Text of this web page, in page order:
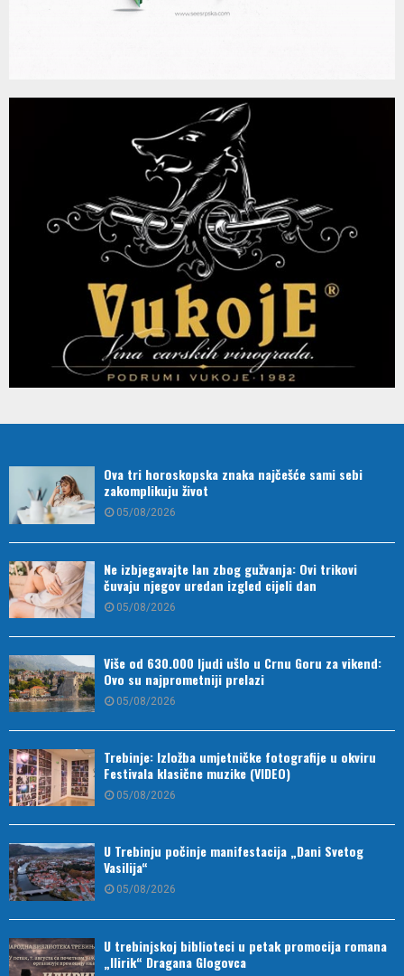
Ova tri horoskopska znaka najčešće sami sebi
zakomplikuju život
05/08/2026
Ne izbjegavajte lan zbog gužvanja: Ovi trikovi
čuvaju njegov uredan izgled cijeli dan
05/08/2026
Više od 630.000 ljudi ušlo u Crnu Goru za vikend:
Ovo su najprometniji prelazi
05/08/2026
Trebinje: Izložba umjetničke fotografije u okviru
Festivala klasične muzike (VIDEO)
05/08/2026
U Trebinju počinje manifestacija „Dani Svetog
Vasilija“
05/08/2026
U trebinjskoj biblioteci u petak promocija romana
„Ilirik“ Dragana Glogovca